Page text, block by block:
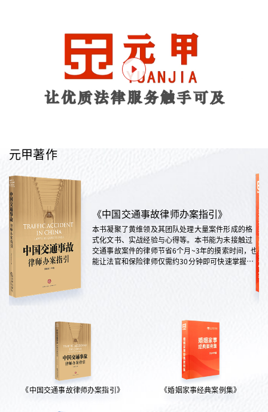
元甲著作
《中国交通事故律师办案指引》
本书凝聚了黄维领及其团队处理大量案件形成的格
式化文书、实战经验与心得等。本书能为未接触过
交通事故案件的律师节省6个月~3年的摸索时间，也
能让法官和保险律师仅需约30分钟即可快速掌握案
《中国交通事故律师办案指引》 《婚姻家事经典案例集》